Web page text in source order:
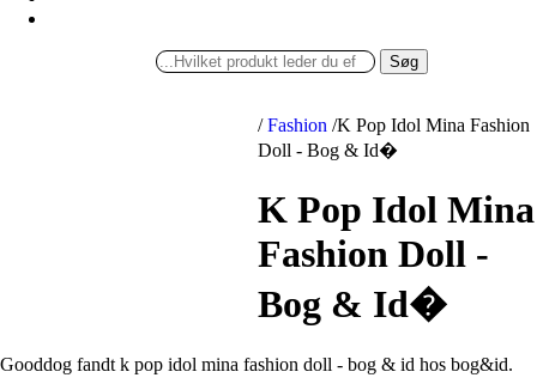
Søg
/ Fashion /K Pop Idol Mina Fashion
Doll - Bog & Id�
K Pop Idol Mina
Fashion Doll -
Bog & Id�
Gooddog fandt k pop idol mina fashion doll - bog & id hos bog&id.